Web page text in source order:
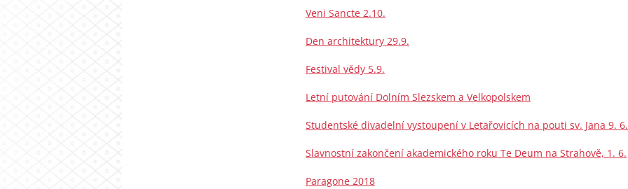
Veni Sancte 2.10.
Den architektury 29.9.
Festival vědy 5.9.
Letní putování Dolním Slezskem a Velkopolskem
Studentské divadelní vystoupení v Letařovicích na pouti sv. Jana 9. 6.
Slavnostní zakončení akademického roku Te Deum na Strahově, 1. 6.
Paragone 2018